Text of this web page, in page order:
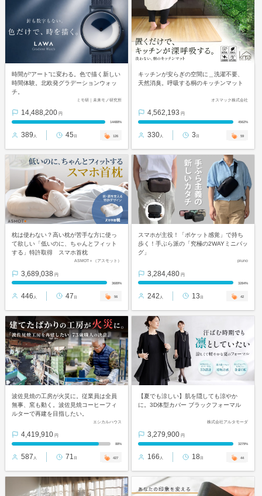
時間が“アート”に変わる。色で描く新しい
時間体験。北欧発グラデーションウォッ
チ。
ミモ研｜未来モノ研究所
14,488,200 円
14488%
389 人 45 日 126
キッチンが安らぎの空間に＿洗濯不要、
天然消臭。呼吸する桐のキッチンマット
オスマック株式会社
4,562,193 円
4562%
330人 3 日 59
枕は使わない？高い枕が苦手な方に使っ
て欲しい「低いのに、ちゃんとフィット
する」特許取得 スマホ首枕
ASMOT＋（アスモット）
3,689,038 円
3689%
446 人 47 日 56
スマホが主役！「ポケット感覚」で持ち
歩く！手ぶら派の「究極の2WAYミニバッ
グ」
piuno
3,284,480 円
3284%
242 人 13 日 42
波佐見焼の工房が火災に。従業員は全員
無事、窯も動く。波佐見焼コーヒーフィ
ルターで再建を目指したい。
エシカルハウス
4,419,910 円
88%
587 人 71 日 427
【夏でも涼しい】肌を隠しても涼やか
に。3D体型カバー ブラックフォーマル
株式会社アルタモーダ
3,279,900 円
3279%
166 人 18 日 44